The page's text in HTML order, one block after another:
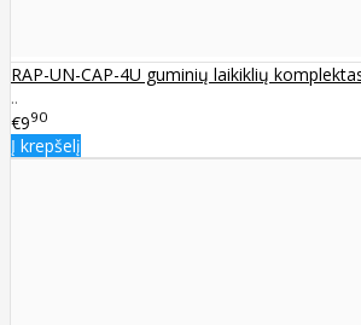
RAP-UN-CAP-4U guminių laikiklių
..
€990
Į krepšelį